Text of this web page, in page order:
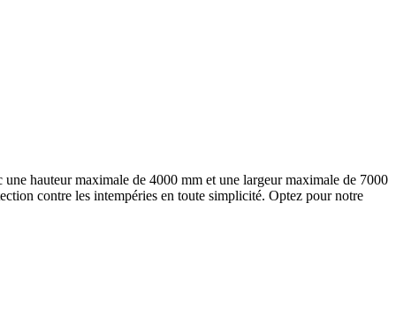
hauteur maximale de 4000 mm et une largeur maximale de 7000
contre les intempéries en toute simplicité. Optez pour notre